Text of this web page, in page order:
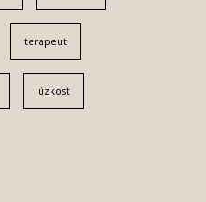
terapeut
úzkost